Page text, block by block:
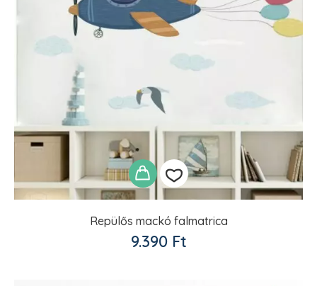
Repülős mackó falmatrica
9.390 Ft
Kedvencekhez